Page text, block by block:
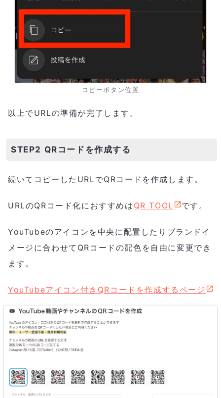
コピーボタン位置
以上でURLの準備が完了します。
STEP2 QRコードを作成する
続いてコピーしたURLでQRコードを作成します。
URLのQRコード化におすすめは QR TOOL です。
YouTubeのアイコンを中央に配置したりブランドイ
メージに合わせてQRコードの配色を自由に変更でき
ます。
YouTubeアイコン付きQRコードを作成するページ